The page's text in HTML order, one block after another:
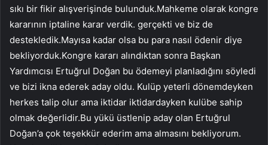
sıkı bir fikir alışverişinde bulunduk.Mahkeme olarak kongre
kararının iptaline karar verdik. gerçekti ve biz de
destekledik.Mayısa kadar olsa bu para nasıl ödenir diye
bekliyorduk.Kongre kararı alındıktan sonra Başkan
Yardımcısı Ertuğrul Doğan bu ödemeyi planladığını söyledi
ve bizi ikna ederek aday oldu. Kulüp yeterli dönemdeyken
herkes talip olur ama iktidar iktidardayken kulübe sahip
olmak değerlidir.Bu yükü üstlenip aday olan Ertuğrul
Doğan’a çok teşekkür ederim ama almasını bekliyorum.